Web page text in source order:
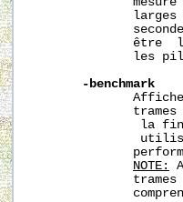
larges
être
les
-benchmark
trames
la
NOTE:
trames